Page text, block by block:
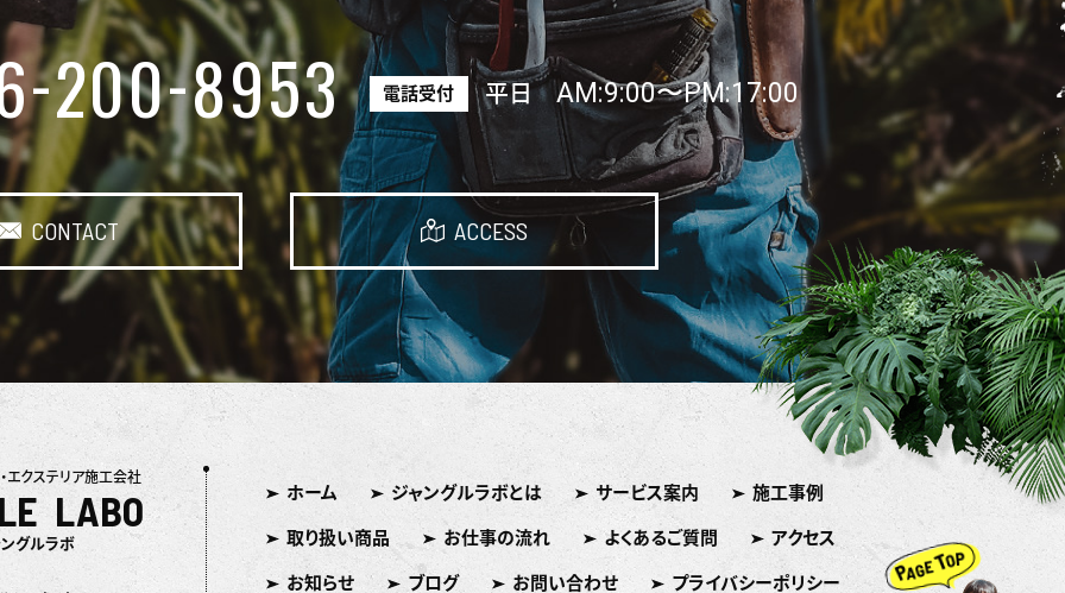
-200-8953 電話受付 平日 AM:9:00〜PM:17:00
CONTACT ACCESS
エクステリア施工会社
LABO
ングルラボ
ホーム ジャングルラボとは サービス案内 施工事例
取り扱い商品 お仕事の流れ よくあるご質問 アクセス
お知らせ ブログ お問い合わせ プライバシーポリシー